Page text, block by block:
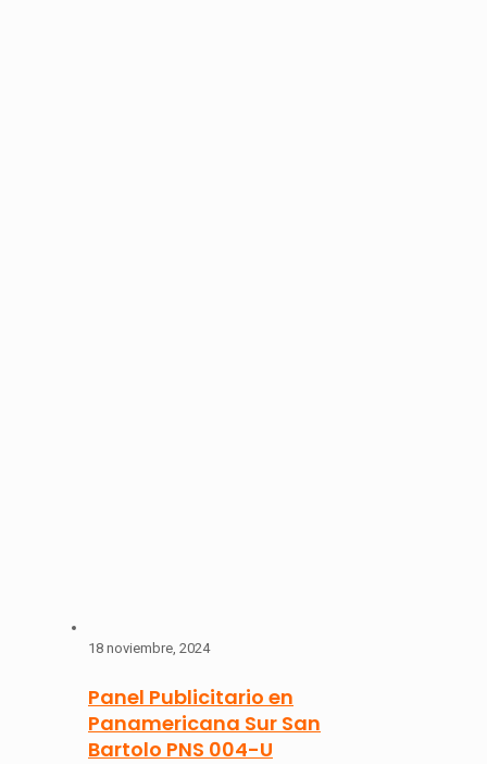
18 noviembre, 2024
Panel Publicitario en
Panamericana Sur San
Bartolo PNS 004-U